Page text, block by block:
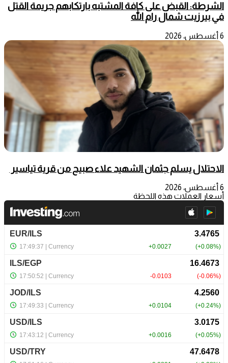
الشرطة: القبض على كافة المشتبه بارتكابهم جريمة القتل
في بيرزيت شمال رام الله
6 أغسطس، 2026
الاحتلال يسلم جثمان الشهيد علاء صبيح من قرية تياسير
6 أغسطس، 2026
أسعار العملات هذه اللحظة